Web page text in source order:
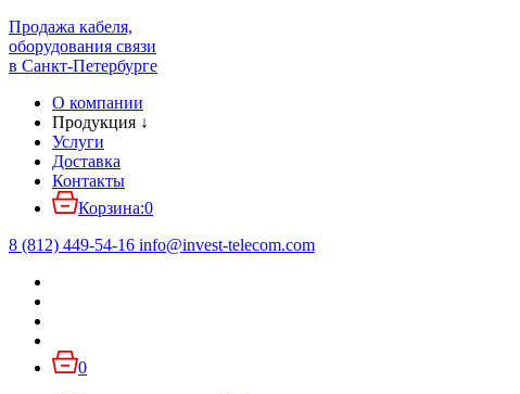
Продажа кабеля,
оборудования связи
в Санкт-Петербурге
О компании
Продукция ↓
Услуги
Доставка
Контакты
Корзина:0
8 (812) 449-54-16 info@invest-telecom.com
0